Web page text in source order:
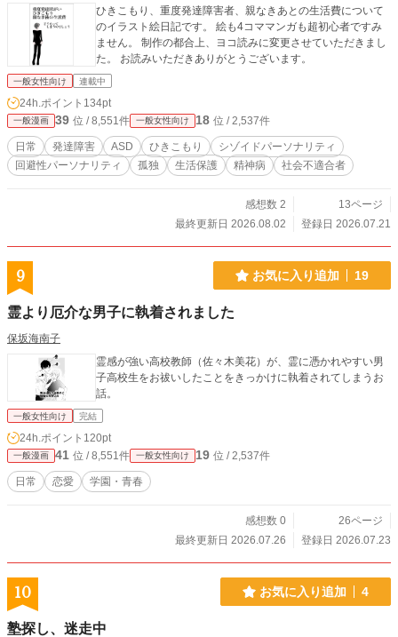
ひきこもり、重度発達障害者、親なきあとの生活費について
のイラスト絵日記です。 絵も4コママンガも超初心者ですみ
ません。 制作の都合上、ヨコ読みに変更させていただきまし
た。 お読みいただきありがとうございます。
一般女性向け 連載中
24h.ポイント 134pt
一般漫画 39 位 / 8,551件 一般女性向け 18 位 / 2,537件
日常 発達障害 ASD ひきこもり
シゾイドパーソナリティ
回避性パーソナリティ
孤独 生活保護 精神病 社会不適合者
感想数 2
13ページ
最終更新日 2026.08.02
登録日 2026.07.21
9 お気に入り追加 19
霊より厄介な男子に執着されました
保坂海南子
霊感が強い高校教師（佐々木美花）が、霊に憑かれやすい男
子高校生をお祓いしたことをきっかけに執着されてしまうお
話。
一般女性向け 完結
24h.ポイント 120pt
一般漫画 41 位 / 8,551件 一般女性向け 19 位 / 2,537件
日常 恋愛 学園・青春
感想数 0
26ページ
最終更新日 2026.07.26
登録日 2026.07.23
10 お気に入り追加 4
塾探し、迷走中